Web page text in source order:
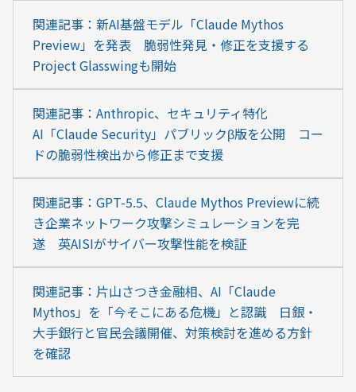
関連記事：新AI基盤モデル「Claude Mythos
Preview」を発表　脆弱性発見・修正を支援する
Project Glasswingも開始
関連記事：Anthropic、セキュリティ特化
AI「Claude Security」パブリックβ版を公開　コー
ドの脆弱性検出から修正まで支援
関連記事：GPT-5.5、Claude Mythos Previewに続
き企業ネットワーク攻撃シミュレーションを完
遂　英AISIがサイバー攻撃性能を検証
関連記事：片山さつき金融相、AI「Claude
Mythos」を「今そこにある危機」と認識　日銀・
大手銀行と官民会議開催、対策検討を進める方針
を確認